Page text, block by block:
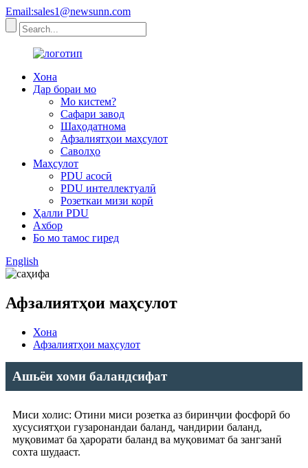
Email:sales1@newsunn.com
Хона
Дар бораи мо
Мо кистем?
Сафари завод
Шаҳодатнома
Афзалиятҳои маҳсулот
Саволҳо
Маҳсулот
PDU асосӣ
PDU интеллектуалӣ
Розеткаи мизи корӣ
Ҳалли PDU
Ахбор
Бо мо тамос гиред
English
Афзалиятҳои маҳсулот
Хона
Афзалиятҳои маҳсулот
Ашьёи хоми баландсифат
Миси холис: Отини миси розетка аз биринҷии фосфорӣ бо
хусусиятҳои гузаронандаи баланд, чандирии баланд,
муқовимат ба ҳарорати баланд ва муқовимат ба зангзанӣ
сохта шудааст.